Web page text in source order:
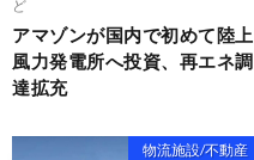
ど
アマゾンが国内で初めて陸上
風力発電所へ投資、再エネ調
達拡充
物流施設/不動産